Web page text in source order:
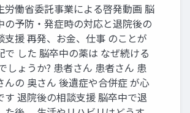
労働省委託事業による啓発動画 脳
の予防・発症時の対応と退院後の
支援 再発、お金、仕事 のことが
で した 脳卒中の薬は なぜ続ける
しょうか? 患者さん 患者さん 患
んの 奥さん 後遺症や合併症 が心
す 退院後の相談支援 脳卒中で退